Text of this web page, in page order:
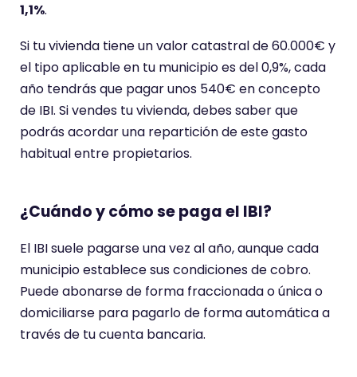
1,1%.
Si tu vivienda tiene un valor catastral de 60.000€ y
el tipo aplicable en tu municipio es del 0,9%, cada
año tendrás que pagar unos 540€ en concepto
de IBI. Si vendes tu vivienda, debes saber que
podrás acordar una repartición de este gasto
habitual entre propietarios.
¿Cuándo y cómo se paga el IBI?
El IBI suele pagarse una vez al año, aunque cada
municipio establece sus condiciones de cobro.
Puede abonarse de forma fraccionada o única o
domiciliarse para pagarlo de forma automática a
través de tu cuenta bancaria.